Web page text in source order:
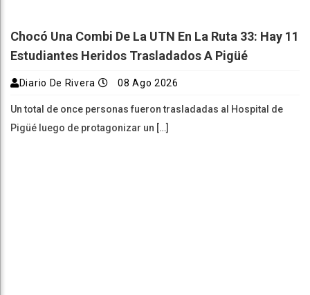
Chocó Una Combi De La UTN En La Ruta 33: Hay 11
Estudiantes Heridos Trasladados A Pigüé
Diario De Rivera 08 Ago 2026
Un total de once personas fueron trasladadas al Hospital de
Pigüé luego de protagonizar un […]